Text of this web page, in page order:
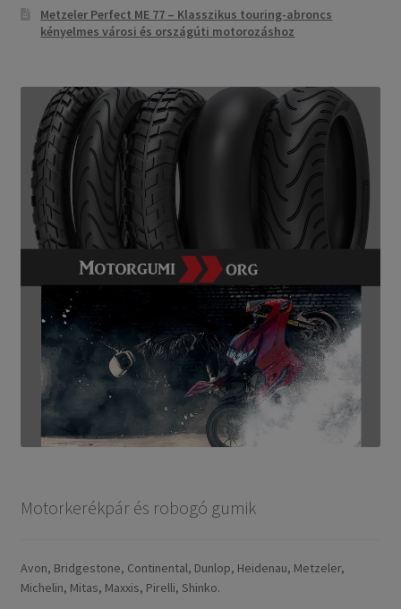
Metzeler Perfect ME 77 – Klasszikus touring-abroncs
kényelmes városi és országúti motorozáshoz
Motorkerékpár és robogó gumik
Avon, Bridgestone, Continental, Dunlop, Heidenau, Metzeler,
Michelin, Mitas, Maxxis, Pirelli, Shinko.